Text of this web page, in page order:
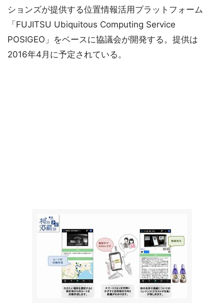
ションズが提供する位置情報活用プラットフォーム
「FUJITSU Ubiquitous Computing Service
POSIGEO」をベースに協議会が開発する。提供は
2016年4月に予定されている。